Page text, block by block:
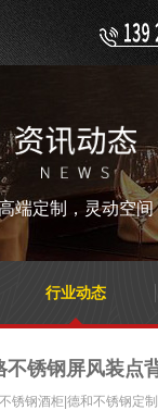
端定制，灵动空间
行业动态
不锈钢屏风装点
锈钢酒柜|德和不锈钢定